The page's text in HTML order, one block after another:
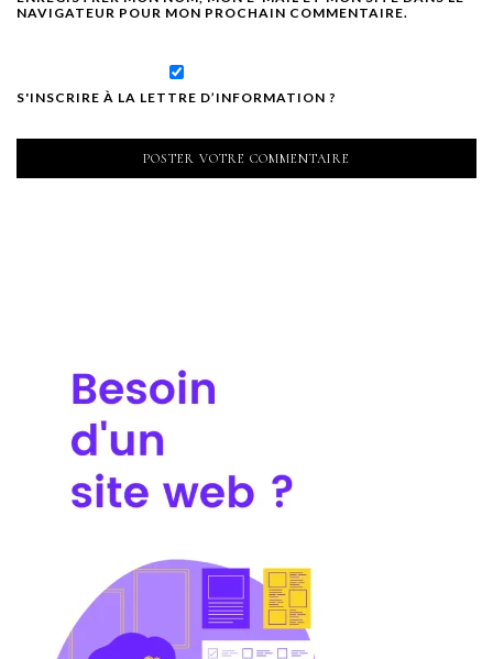
NAVIGATEUR POUR MON PROCHAIN COMMENTAIRE.
S'INSCRIRE À LA LETTRE D’INFORMATION ?